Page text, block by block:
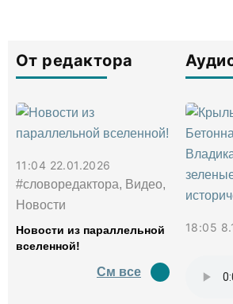
От редактора
11:04 22.01.2026
#словоредактора, Видео,
Новости
Новости из параллельной
вселенной!
См все
18:05